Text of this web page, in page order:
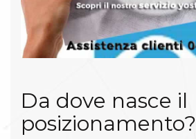
Da dove nasce il
posizionamento?